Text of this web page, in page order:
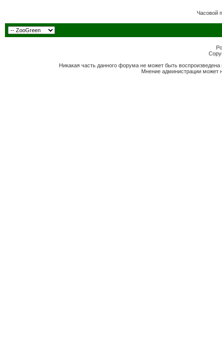
Часовой
Никакая часть данного форума не может быть
Мнение администрации может